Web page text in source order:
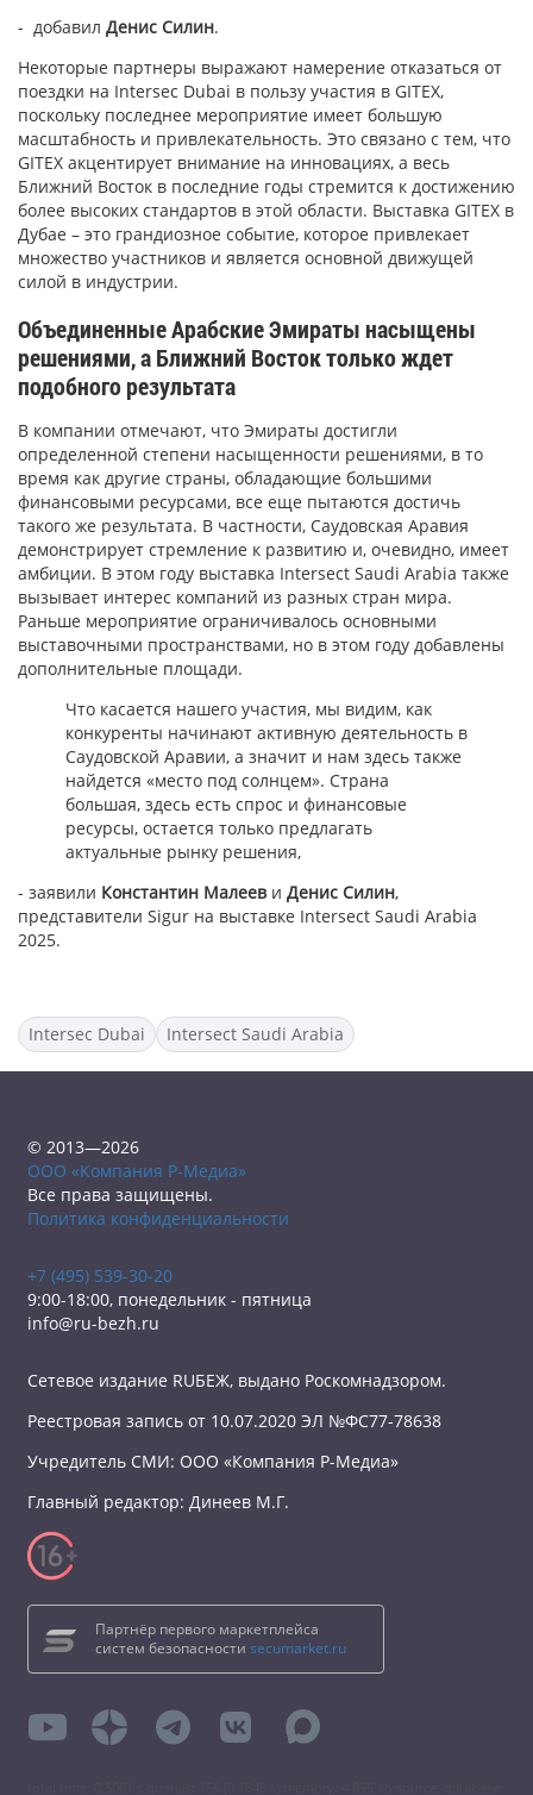
- добавил Денис Силин.
Некоторые партнеры выражают намерение отказаться от
поездки на Intersec Dubai в пользу участия в GITEX,
поскольку последнее мероприятие имеет большую
масштабность и привлекательность. Это связано с тем, что
GITEX акцентирует внимание на инновациях, а весь
Ближний Восток в последние годы стремится к достижению
более высоких стандартов в этой области. Выставка GITEX в
Дубае – это грандиозное событие, которое привлекает
множество участников и является основной движущей
силой в индустрии.
Объединенные Арабские Эмираты насыщены
решениями, а Ближний Восток только ждет
подобного результата
В компании отмечают, что Эмираты достигли
определенной степени насыщенности решениями, в то
время как другие страны, обладающие большими
финансовыми ресурсами, все еще пытаются достичь
такого же результата. В частности, Саудовская Аравия
демонстрирует стремление к развитию и, очевидно, имеет
амбиции. В этом году выставка Intersect Saudi Arabia также
вызывает интерес компаний из разных стран мира.
Раньше мероприятие ограничивалось основными
выставочными пространствами, но в этом году добавлены
дополнительные площади.
Что касается нашего участия, мы видим, как
конкуренты начинают активную деятельность в
Саудовской Аравии, а значит и нам здесь также
найдется «место под солнцем». Страна
большая, здесь есть спрос и финансовые
ресурсы, остается только предлагать
актуальные рынку решения,
- заявили Константин Малеев и Денис Силин,
представители Sigur на выставке Intersect Saudi Arabia
2025.
Intersec Dubai Intersect Saudi Arabia
© 2013—2026
ООО «Компания Р-Медиа»
Все права защищены.
Политика конфиденциальности
+7 (495) 539-30-20
9:00-18:00, понедельник - пятница
info@ru-bezh.ru
Сетевое издание RUБЕЖ, выдано Роскомнадзором.
Реестровая запись от 10.07.2020 ЭЛ №ФС77-78638
Учредитель СМИ: ООО «Компания Р-Медиа»
Главный редактор: Динеев М.Г.
Партнёр первого маркетплейса
систем безопасности secumarket.ru